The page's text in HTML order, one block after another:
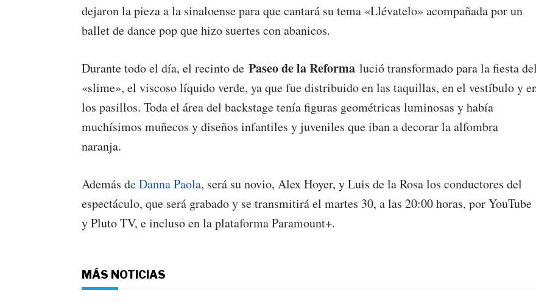
dejaron la pieza a la sinaloense para que cantará su tema «Llévatelo» acompañada por un
ballet de dance pop que hizo suertes con abanicos.
Durante todo el día, el recinto de Paseo de la Reforma lució transformado para la fiesta del
«slime», el viscoso líquido verde, ya que fue distribuido en las taquillas, en el vestíbulo y
los pasillos. Toda el área del backstage tenía figuras geométricas luminosas y había
muchísimos muñecos y diseños infantiles y juveniles que iban a decorar la alfombra
naranja.
Además de Danna Paola, será su novio, Alex Hoyer, y Luis de la Rosa los conductores del
espectáculo, que será grabado y se transmitirá el martes 30, a las 20:00 horas, por YouTube
y Pluto TV, e incluso en la plataforma Paramount+.
MÁS NOTICIAS